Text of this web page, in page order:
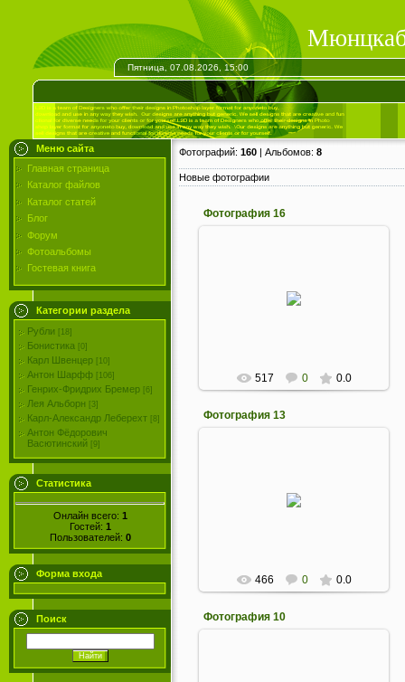
Пятница, 07.08.2026, 15:00
Меню сайта
Главная страница
Каталог файлов
Каталог статей
Блог
Форум
Фотоальбомы
Гостевая книга
Категории раздела
Рубли
[18]
Бонистика [0]
Карл Швенцер [10]
Антон Шарфф [106]
Генрих-Фридрих Бремер [6]
Лея Альборн [3]
Карл-Александр Леберехт [8]
Антон Фёдорович
Васютинский
[9]
Статистика
Онлайн всего: 1
Гостей: 1
Пользователей: 0
Форма входа
Поиск
Фотографий: 160 | Альбомов: 8
Новые фотографии
Фотография 16
Кандид Фердинанд цу Виндишгрец.
517 0 0.0
Фотография 13
президент Венской ассоциации
художников Карл Евгений Феликс.
466 0 0.0
Фотография 10